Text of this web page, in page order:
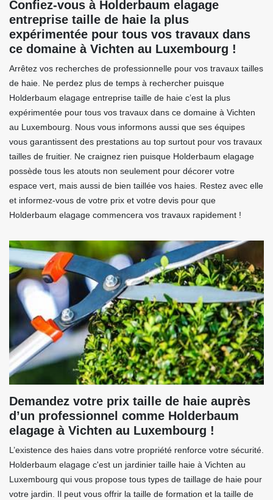
Confiez-vous à Holderbaum elagage
entreprise taille de haie la plus
expérimentée pour tous vos travaux dans
ce domaine à Vichten au Luxembourg !
Arrêtez vos recherches de professionnelle pour vos travaux tailles
de haie. Ne perdez plus de temps à rechercher puisque
Holderbaum elagage entreprise taille de haie c’est la plus
expérimentée pour tous vos travaux dans ce domaine à Vichten
au Luxembourg. Nous vous informons aussi que ses équipes
vous garantissent des prestations au top surtout pour vos travaux
tailles de fruitier. Ne craignez rien puisque Holderbaum elagage
possède tous les atouts non seulement pour décorer votre
espace vert, mais aussi de bien taillée vos haies. Restez avec elle
et informez-vous de votre prix et votre devis pour que
Holderbaum elagage commencera vos travaux rapidement !
Demandez votre prix taille de haie auprès
d’un professionnel comme Holderbaum
elagage à Vichten au Luxembourg !
L’existence des haies dans votre propriété renforce votre sécurité.
Holderbaum elagage c'est un jardinier taille haie à Vichten au
Luxembourg qui vous propose tous types de taillage de haie pour
votre jardin. Il peut vous offrir la taille de formation et la taille de